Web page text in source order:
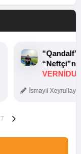
İsmayıl
7